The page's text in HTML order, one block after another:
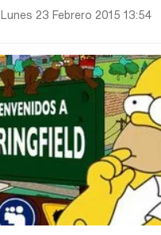
Lunes 23 Febrero 2015 13:54